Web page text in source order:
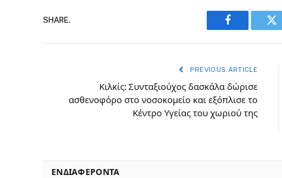
SHARE.
Facebook
PREVIOUS ARTICLE
Κιλκίς: Συνταξιούχος δασκάλα δώρισε
ασθενοφόρο στο νοσοκομείο και εξόπλισε το
Κέντρο Υγείας του χωριού της
ΕΝΔΙΑΦΈΡΟΝΤΑ